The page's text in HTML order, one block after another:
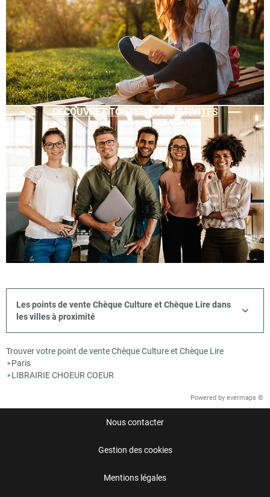
DÉCOUVREZ TOUTES NOS ACTIVITÉS
Les points de vente Chèque Culture et Chèque Lire dans
les villes à proximité
Trouver votre point de vente Chèque Culture et Chèque Lire
> Paris
> LIBRAIRIE CHOEUR COEUR
Powered by evermaps ©
Nous contacter
Gestion des cookies
Mentions légales